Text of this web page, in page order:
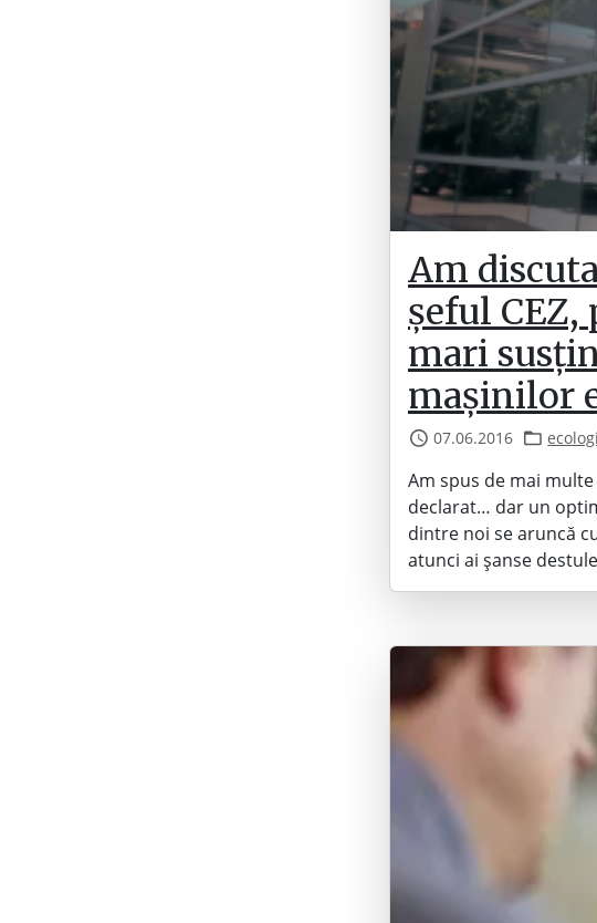
Am
șeful
mari
mașinilor
07.06.2016
Am spus de mai
declarat… dar un
dintre noi se aruncă
atunci ai șanse